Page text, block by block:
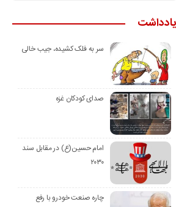
یادداشت
سر به فلک کشیده، جیب خالی
صدای کودکان غزه
امام حسین(ع) در مقابل سند
۲۰۳۰
چاره صنعت خودرو با رفع